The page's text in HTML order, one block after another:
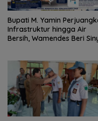
Bupati M. Yamin
Infrastruktur hingga Air
Bersih, Wamendes Beri